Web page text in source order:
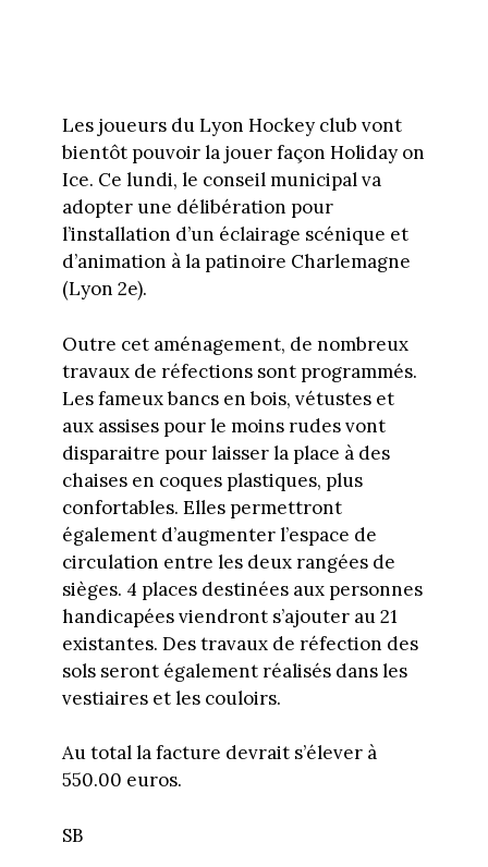
Les joueurs du Lyon Hockey club vont
bientôt pouvoir la jouer façon Holiday on
Ice. Ce lundi, le conseil municipal va
adopter une délibération pour
l’installation d’un éclairage scénique et
d’animation à la patinoire Charlemagne
(Lyon 2e).
Outre cet aménagement, de nombreux
travaux de réfections sont programmés.
Les fameux bancs en bois, vétustes et
aux assises pour le moins rudes vont
disparaitre pour laisser la place à des
chaises en coques plastiques, plus
confortables. Elles permettront
également d’augmenter l’espace de
circulation entre les deux rangées de
sièges. 4 places destinées aux personnes
handicapées viendront s’ajouter au 21
existantes. Des travaux de réfection des
sols seront également réalisés dans les
vestiaires et les couloirs.
Au total la facture devrait s’élever à
550.00 euros.
SB